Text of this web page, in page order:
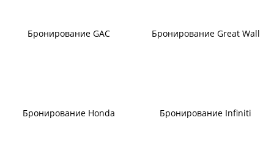
Бронирование GAC Бронирование Great Wall
Бронирование Honda Бронирование Infiniti